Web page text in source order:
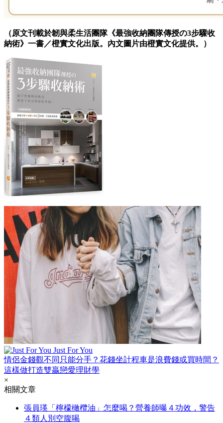
（原文刊載於韌與柔生活團隊《最強收納團隊傳授の3步驟收
納術》一書／橙實文化出版。內文圖片由橙實文化提供。）
Just For You
情侶金錢觀不同只能分手？花錢坐計程車是浪費錢或買時間？
這樣做打造雙贏戀愛理財學
×
相關文章
張員瑛「檸檬橄欖油」怎麼喝？營養師曝４功效，警告
４類人別空腹喝